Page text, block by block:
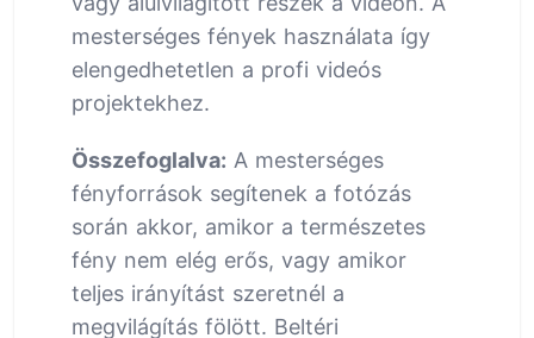
mesterséges fények használata így
elengedhetetlen a profi videós
projektekhez.
Összefoglalva: A mesterséges
fényforrások segítenek a fotózás
során akkor, amikor a természetes
fény nem elég erős, vagy amikor
teljes irányítást szeretnél a
megvilágítás fölött. Beltéri